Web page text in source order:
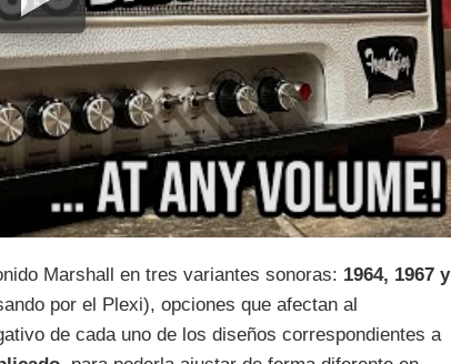
Marshall en tres variantes sonoras: 1964, 1967 y
por el Plexi), opciones que afectan al
de cada uno de los diseños correspondientes a